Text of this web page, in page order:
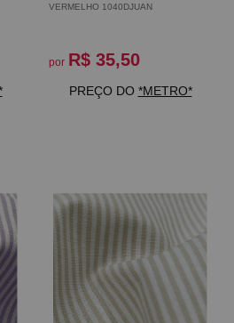
VERMELHO 1040DJUAN
por R$ 35,50
PREÇO DO *METRO*